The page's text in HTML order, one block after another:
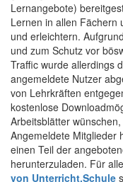
Lernangebote)
Lernen in allen Fächern
und erleichtern.
und zum Schutz vor
Traffic wurde allerdings
angemeldete Nutzer
von Lehrkräften
kostenlose
Arbeitsblätter
Angemeldete Mitglieder
einen Teil der
herunterzuladen. Für alle
von Unterricht.Schule